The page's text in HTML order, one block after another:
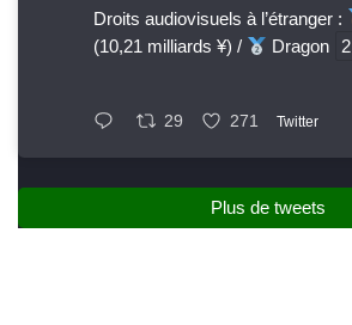
Droits audiovisuels à l’étranger :
(10,21 milliards ¥) /
Dragon 2
29 271 Twitter
Plus de tweets